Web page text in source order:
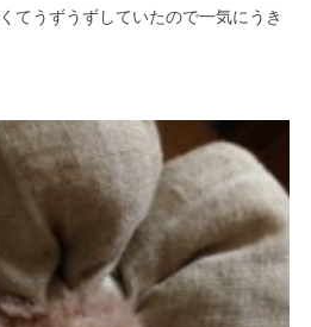
てうずうずしていたので一気にうき